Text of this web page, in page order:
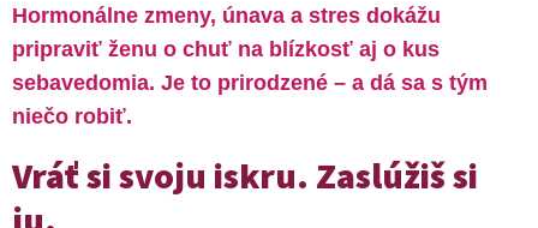
Hormonálne zmeny, únava a stres dokážu
pripraviť ženu o chuť na blízkosť aj o kus
sebavedomia. Je to prirodzené – a dá sa s tým
niečo robiť.
Vráť si svoju iskru. Zaslúžiš si